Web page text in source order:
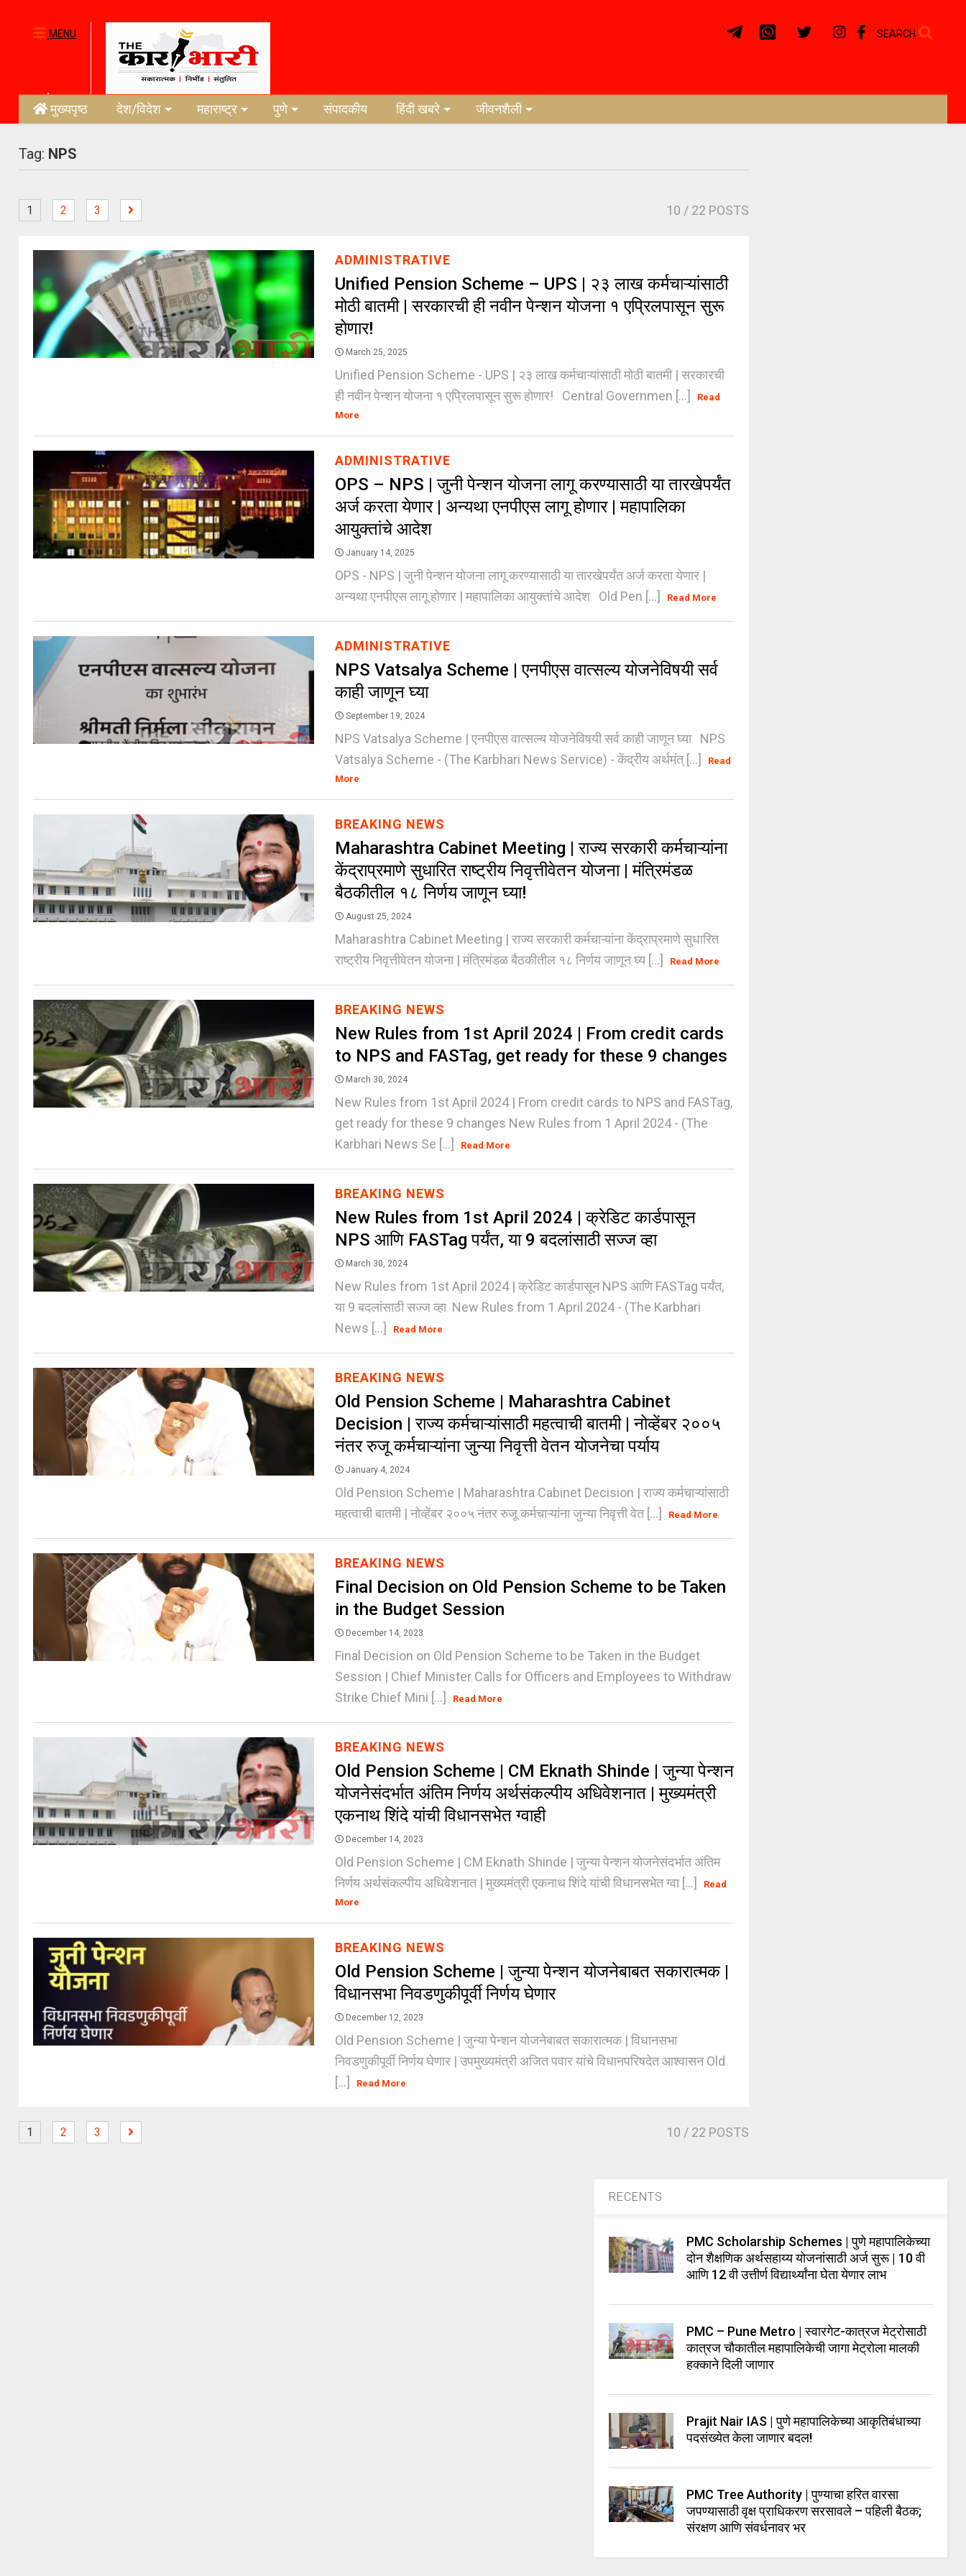
MENU SEARCH
मुख्यपृष्ठ देश/विदेश महाराष्ट्र पुणे संपादकीय हिंदी खबरे जीवनशैली
Tag: NPS
1 2 3 10 / 22 POSTS
ADMINISTRATIVE
Unified Pension Scheme – UPS | २३ लाख कर्मचाऱ्यांसाठी
मोठी बातमी | सरकारची ही नवीन पेन्शन योजना १ एप्रिलपासून सुरू
होणार!
March 25, 2025
Unified Pension Scheme - UPS | २३ लाख कर्मचाऱ्यांसाठी मोठी बातमी | सरकारची
ही नवीन पेन्शन योजना १ एप्रिलपासून सुरू होणार! Central Governmen [...]
Read
More
ADMINISTRATIVE
OPS – NPS | जुनी पेन्शन योजना लागू करण्यासाठी या तारखेपर्यंत
अर्ज करता येणार | अन्यथा एनपीएस लागू होणार | महापालिका
आयुक्तांचे आदेश
January 14, 2025
OPS - NPS | जुनी पेन्शन योजना लागू करण्यासाठी या तारखेपर्यंत अर्ज करता येणार |
अन्यथा एनपीएस लागू होणार | महापालिका आयुक्तांचे आदेश Old Pen [...]
Read More
ADMINISTRATIVE
NPS Vatsalya Scheme | एनपीएस वात्सल्य योजनेविषयी सर्व
काही जाणून घ्या
September 19, 2024
NPS Vatsalya Scheme | एनपीएस वात्सल्य योजनेविषयी सर्व काही जाणून घ्या NPS
Vatsalya Scheme - (The Karbhari News Service) - केंद्रीय अर्थमंत् [...]
Read
More
BREAKING NEWS
Maharashtra Cabinet Meeting | राज्य सरकारी कर्मचाऱ्यांना
केंद्राप्रमाणे सुधारित राष्ट्रीय निवृत्तीवेतन योजना | मंत्रिमंडळ
बैठकीतील १८ निर्णय जाणून घ्या!
August 25, 2024
Maharashtra Cabinet Meeting | राज्य सरकारी कर्मचाऱ्यांना केंद्राप्रमाणे सुधारित
राष्ट्रीय निवृत्तीवेतन योजना | मंत्रिमंडळ बैठकीतील १८ निर्णय जाणून घ्य [...]
Read More
BREAKING NEWS
New Rules from 1st April 2024 | From credit cards
to NPS and FASTag, get ready for these 9 changes
March 30, 2024
New Rules from 1st April 2024 | From credit cards to NPS and FASTag,
get ready for these 9 changes New Rules from 1 April 2024 - (The
Karbhari News Se [...]
Read More
BREAKING NEWS
New Rules from 1st April 2024 | क्रेडिट कार्डपासून
NPS आणि FASTag पर्यंत, या 9 बदलांसाठी सज्ज व्हा
March 30, 2024
New Rules from 1st April 2024 | क्रेडिट कार्डपासून NPS आणि FASTag पर्यंत,
या 9 बदलांसाठी सज्ज व्हा New Rules from 1 April 2024 - (The Karbhari
News [...]
Read More
BREAKING NEWS
Old Pension Scheme | Maharashtra Cabinet
Decision | राज्य कर्मचाऱ्यांसाठी महत्वाची बातमी | नोव्हेंबर २००५
नंतर रुजू कर्मचाऱ्यांना जुन्या निवृत्ती वेतन योजनेचा पर्याय
January 4, 2024
Old Pension Scheme | Maharashtra Cabinet Decision | राज्य कर्मचाऱ्यांसाठी
महत्वाची बातमी | नोव्हेंबर २००५ नंतर रुजू कर्मचाऱ्यांना जुन्या निवृत्ती वेत [...]
Read More
BREAKING NEWS
Final Decision on Old Pension Scheme to be Taken
in the Budget Session
December 14, 2023
Final Decision on Old Pension Scheme to be Taken in the Budget
Session | Chief Minister Calls for Officers and Employees to Withdraw
Strike Chief Mini [...]
Read More
BREAKING NEWS
Old Pension Scheme | CM Eknath Shinde | जुन्या पेन्शन
योजनेसंदर्भात अंतिम निर्णय अर्थसंकल्पीय अधिवेशनात | मुख्यमंत्री
एकनाथ शिंदे यांची विधानसभेत ग्वाही
December 14, 2023
Old Pension Scheme | CM Eknath Shinde | जुन्या पेन्शन योजनेसंदर्भात अंतिम
निर्णय अर्थसंकल्पीय अधिवेशनात | मुख्यमंत्री एकनाथ शिंदे यांची विधानसभेत ग्वा [...]
Read
More
BREAKING NEWS
Old Pension Scheme | जुन्या पेन्शन योजनेबाबत सकारात्मक |
विधानसभा निवडणुकीपूर्वी निर्णय घेणार
December 12, 2023
Old Pension Scheme | जुन्या पेन्शन योजनेबाबत सकारात्मक | विधानसभा
निवडणुकीपूर्वी निर्णय घेणार | उपमुख्यमंत्री अजित पवार यांचे विधानपरिषदेत आश्वासन Old
[...]
Read More
1 2 3 10 / 22 POSTS
RECENTS
PMC Scholarship Schemes | पुणे महापालिकेच्या
दोन शैक्षणिक अर्थसहाय्य योजनांसाठी अर्ज सुरू | 10 वी
आणि 12 वी उत्तीर्ण विद्यार्थ्यांना घेता येणार लाभ
PMC – Pune Metro | स्वारगेट-कात्रज मेट्रोसाठी
कात्रज चौकातील महापालिकेची जागा मेट्रोला मालकी
हक्काने दिली जाणार
Prajit Nair IAS | पुणे महापालिकेच्या आकृतिबंधाच्या
पदसंख्येत केला जाणार बदल!
PMC Tree Authority | पुण्याचा हरित वारसा
जपण्यासाठी वृक्ष प्राधिकरण सरसावले – पहिली बैठक;
संरक्षण आणि संवर्धनावर भर